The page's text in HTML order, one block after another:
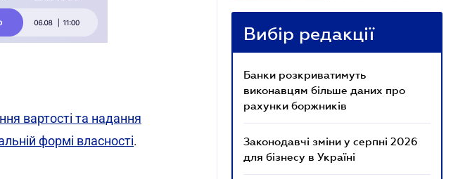
вартості та надання
формі власності.
Вибір редакції
Банки розкриватимуть
виконавцям більше даних про
рахунки боржників
Законодавчі зміни у серпні 2026
для бізнесу в Україні